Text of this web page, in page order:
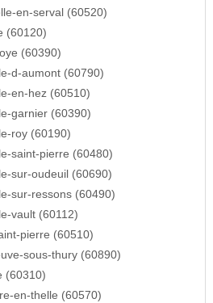
en-serval (60520)
(60120)
(60390)
d-aumont (60790)
en-hez (60510)
garnier (60390)
roy (60190)
saint-pierre (60480)
sur-oudeuil (60690)
sur-ressons (60490)
vault (60112)
pierre (60510)
sous-thury (60890)
(60310)
en-thelle (60570)